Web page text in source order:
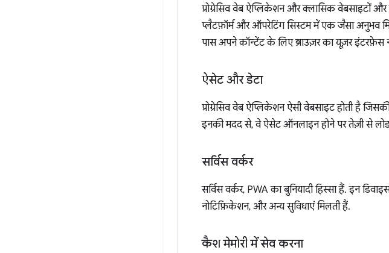
प्रोग्रेसिव वेब ऐप्लिकेशन और क्लासिक वेबसाइटों
प्लैटफ़ॉर्म और ऑपरेटिंग सिस्टम में एक जैसा अनुभव
पास अपने कॉन्टेंट के लिए ब्राउज़र का यूज़र इंटरफ़ेस
ऐसेट और डेटा
प्रोग्रेसिव वेब ऐप्लिकेशन ऐसी वेबसाइट होती है
इनकी मदद से, वे ऐसेट ऑनलाइन होने पर तेज़ी से
सर्विस वर्कर
सर्विस वर्कर, PWA का बुनियादी हिस्सा हैं. इन
नोटिफ़िकेशन, और अन्य सुविधाएं मिलती हैं.
कैश मेमोरी में सेव करना